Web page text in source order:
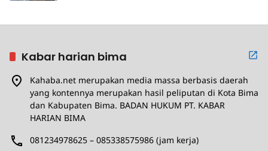
Kabar harian bima
Kahaba.net merupakan media massa berbasis daerah
yang kontennya merupakan hasil peliputan di Kota Bima
dan Kabupaten Bima. BADAN HUKUM PT. KABAR
HARIAN BIMA
081234978625 – 085338575986 (jam kerja)